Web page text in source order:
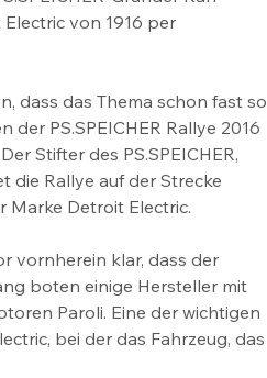
von 1916 per
dass das Thema schon fast so
PS.SPEICHER Rallye 2016
Stifter des PS.SPEICHER,
die Rallye auf der Strecke
Marke Detroit Electric.
vornherein klar, dass der
boten einige Hersteller mit
Paroli. Eine der wichtigen
bei der das Fahrzeug, das